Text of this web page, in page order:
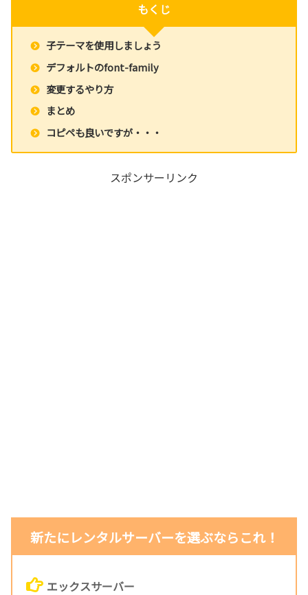
もくじ
子テーマを使用しましょう
デフォルトのfont-family
変更するやり方
まとめ
コピペも良いですが・・・
スポンサーリンク
新たにレンタルサーバーを選ぶならこれ！
エックスサーバー